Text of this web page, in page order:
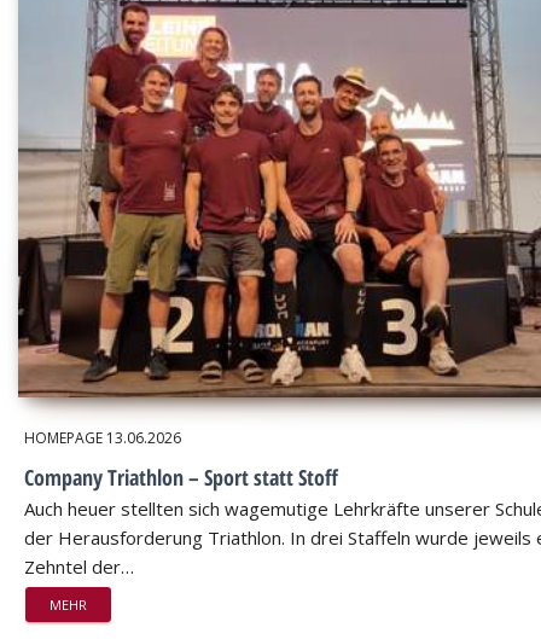
HOMEPAGE 13.06.2026
Company Triathlon – Sport statt Stoff
Auch heuer stellten sich wagemutige Lehrkräfte unserer
der Herausforderung Triathlon. In drei Staffeln wurde jeweils
Zehntel der…
MEHR